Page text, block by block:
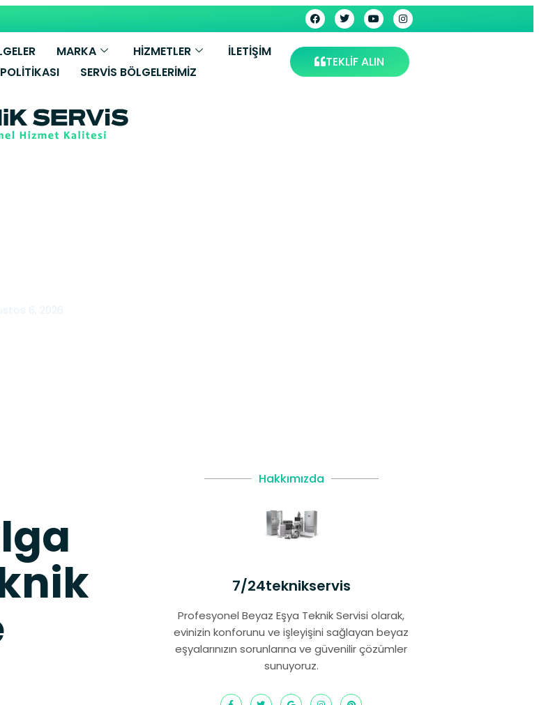
MARKA HİZMETLER
İLETIŞIM
SERVIS BÖLGELERIMIZ
TEKLİF ALIN
6, 2026
Hakkımızda
7/24teknikservis
Profesyonel Beyaz Eşya Teknik Servisi olarak,
evinizin konforunu ve işleyişini sağlayan beyaz
eşyalarınızın sorunlarına ve güvenilir çözümler
sunuyoruz.